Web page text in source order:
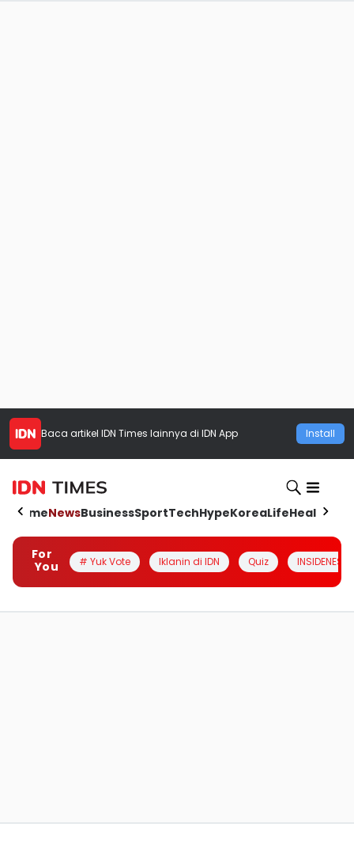
Baca artikel IDN Times lainnya di IDN App Install
HomeNewsBusinessSportTechHypeKoreaLifeHealth
For
You
# Yuk Vote Iklanin di IDN Quiz INSIDENESIA